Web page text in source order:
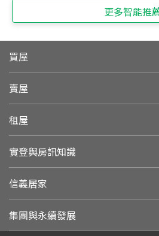
更多智能推
買屋
賣屋
租屋
實登與房訊知識
信義居家
集團與永續發展